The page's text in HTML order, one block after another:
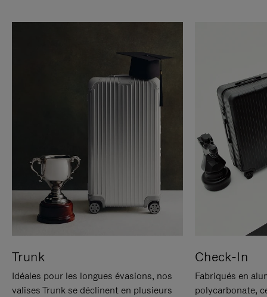
Trunk
Idéales pour les longues évasions, nos
valises Trunk se déclinent en plusieurs
Check-In
Fabriqués en
polycarbonate,